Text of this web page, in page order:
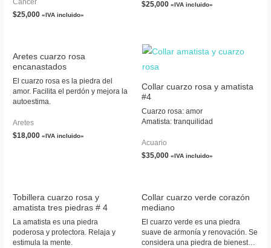
$25,000 «IVA incluido»
$25,000 «IVA incluido»
Aretes cuarzo rosa
encanastados
El cuarzo rosa es la piedra del
amor. Facilita el perdón y mejora la
autoestima.
Aretes
$18,000 «IVA incluido»
Collar cuarzo rosa y amatista
#4
Cuarzo rosa: amor
Amatista: tranquilidad
Acuario
$35,000 «IVA incluido»
Tobillera cuarzo rosa y
amatista tres piedras # 4
La amatista es una piedra
poderosa y protectora. Relaja y
estimula la mente.
Collar cuarzo verde corazón
mediano
El cuarzo verde es una piedra
suave de armonía y renovación. Se
considera una piedra de bienestar